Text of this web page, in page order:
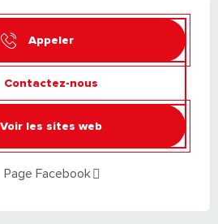
Appeler
Contactez-nous
Voir les sites web
Page Facebook